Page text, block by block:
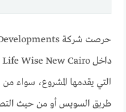
التي يقدمها المشروع، سواء من
طريق السويس أو من حيث